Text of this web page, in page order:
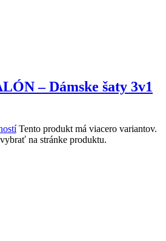
– Dámske šaty 3v1
Tento produkt má viacero variantov.
na stránke produktu.